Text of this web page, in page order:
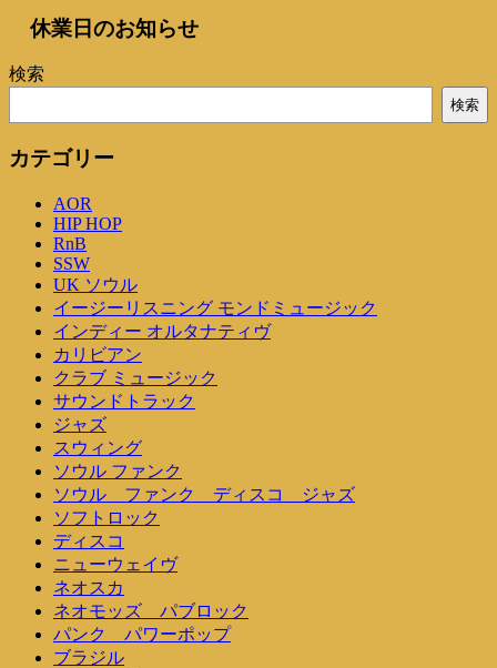
休業日のお知らせ
検索
検索
カテゴリー
AOR
HIP HOP
RnB
SSW
UK ソウル
イージーリスニング モンドミュージック
インディー オルタナティヴ
カリビアン
クラブ ミュージック
サウンドトラック
ジャズ
スウィング
ソウル ファンク
ソウル ファンク ディスコ ジャズ
ソフトロック
ディスコ
ニューウェイヴ
ネオスカ
ネオモッズ パブロック
パンク パワーポップ
ブラジル